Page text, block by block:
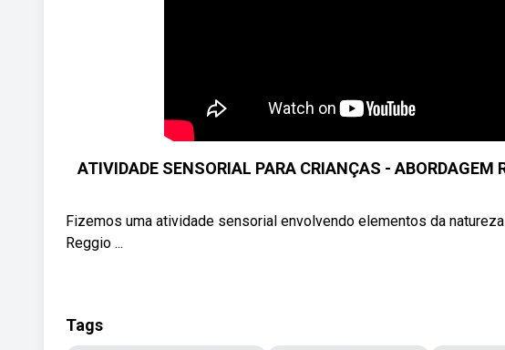
ATIVIDADE SENSORIAL PARA CRIANÇAS - ABORDAGEM
Fizemos uma atividade sensorial envolvendo elementos da
Reggio ...
Tags